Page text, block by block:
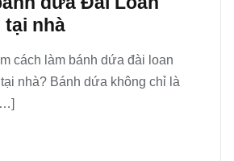
nhà
cách làm bánh dứa đài loan
nhà? Bánh dứa không chỉ là